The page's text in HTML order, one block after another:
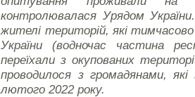
контролювалася Урядом
жителі територій, які
України (водночас частина
переїхали з окупованих
проводилося з громадянами, які
лютого 2022 року.